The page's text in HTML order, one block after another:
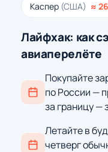
Каспер (США) ≈
Лайфхак: как
авиаперелёте
Покупайте
по России —
за границу —
Летайте в
четверг